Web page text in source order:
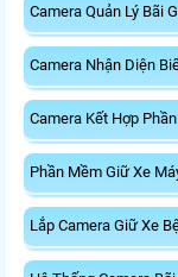
Camera Quản Lý Bãi
Camera Nhận Diện
Camera Kết Hợp
Phần Mềm Giữ Xe
Lắp Camera Giữ Xe